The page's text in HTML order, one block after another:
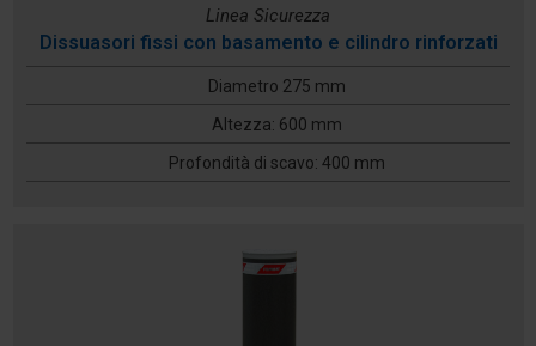
Linea Sicurezza
Dissuasori fissi con basamento e cilindro rinforzati
Diametro 275 mm
Altezza: 600 mm
Profondità di scavo: 400 mm